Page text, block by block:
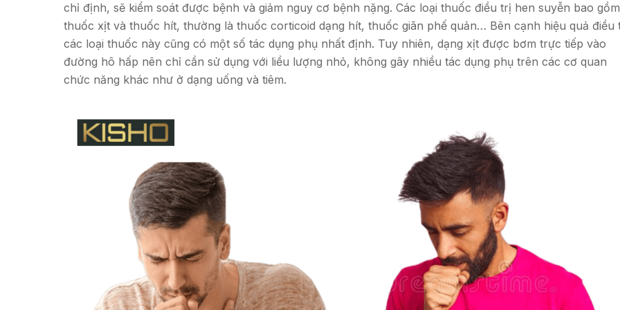
chỉ định, sẽ kiểm soát được bệnh và giảm nguy cơ bệnh nặng. Các loại thuốc điều trị hen suyễn bao gồm
thuốc xịt và thuốc hít, thường là thuốc corticoid dạng hít, thuốc giãn phế quản… Bên cạnh hiệu quả điều
các loại thuốc này cũng có một số tác dụng phụ nhất định. Tuy nhiên, dạng xịt được bơm trực tiếp vào
đường hô hấp nên chỉ cần sử dụng với liều lượng nhỏ, không gây nhiều tác dụng phụ trên các cơ quan
chức năng khác như ở dạng uống và tiêm.